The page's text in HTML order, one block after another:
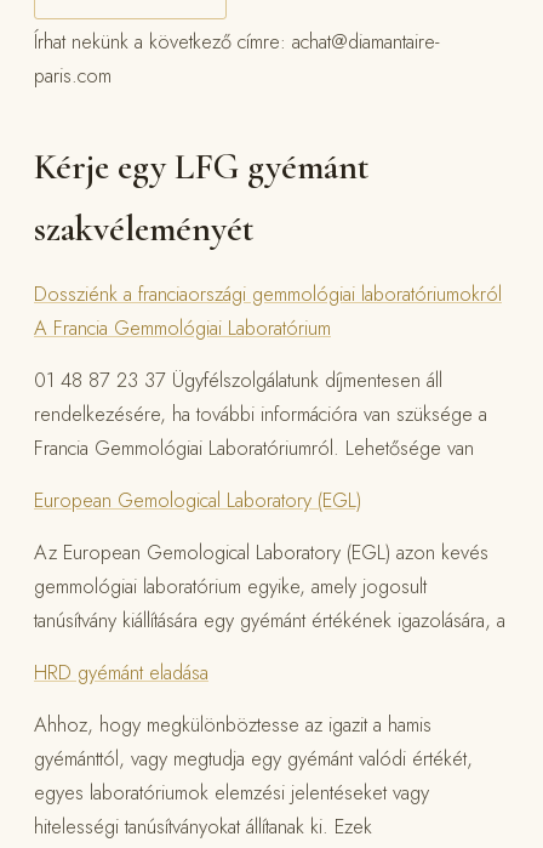
Írhat nekünk a következő címre: achat@diamantaire-
paris.com
Kérje egy LFG gyémánt
szakvéleményét
Dossziénk a franciaországi gemmológiai laboratóriumokról
A Francia Gemmológiai Laboratórium
01 48 87 23 37 Ügyfélszolgálatunk díjmentesen áll
rendelkezésére, ha további információra van szüksége a
Francia Gemmológiai Laboratóriumról. Lehetősége van
European Gemological Laboratory (EGL)
Az European Gemological Laboratory (EGL) azon kevés
gemmológiai laboratórium egyike, amely jogosult
tanúsítvány kiállítására egy gyémánt értékének igazolására, a
HRD gyémánt eladása
Ahhoz, hogy megkülönböztesse az igazit a hamis
gyémánttól, vagy megtudja egy gyémánt valódi értékét,
egyes laboratóriumok elemzési jelentéseket vagy
hitelességi tanúsítványokat állítanak ki. Ezek